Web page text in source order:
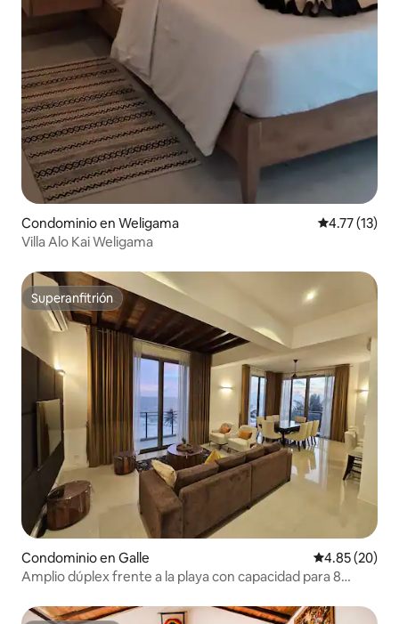
Condominio en Weligama Calificación
4.77 (13)
Villa Alo Kai Weligama
Superanfitrión
Superanfitrión
Condominio en Galle Calificación
4.85 (20)
Amplio dúplex frente a la playa con capacidad para 8